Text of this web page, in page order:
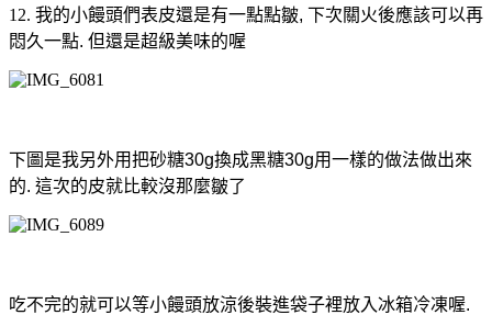
12. 我的小饅頭們表皮還是有一點點皺, 下次關火後應該可以再
悶久一點. 但還是超級美味的喔
下圖是我另外用把砂糖30g換成黑糖30g用一樣的做法做出來
的. 這次的皮就比較沒那麼皺了
吃不完的就可以等小饅頭放涼後裝進袋子裡放入冰箱冷凍喔.